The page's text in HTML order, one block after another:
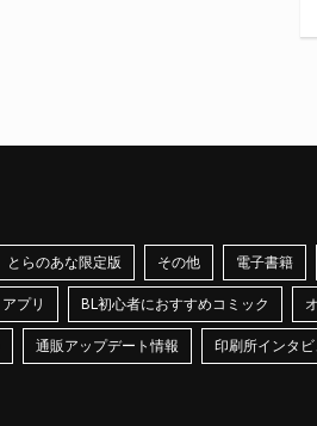
とらのあな限定版 その他 電子書籍
アプリ BL初心者におすすめコミック
通販アップデート情報 印刷所インタ